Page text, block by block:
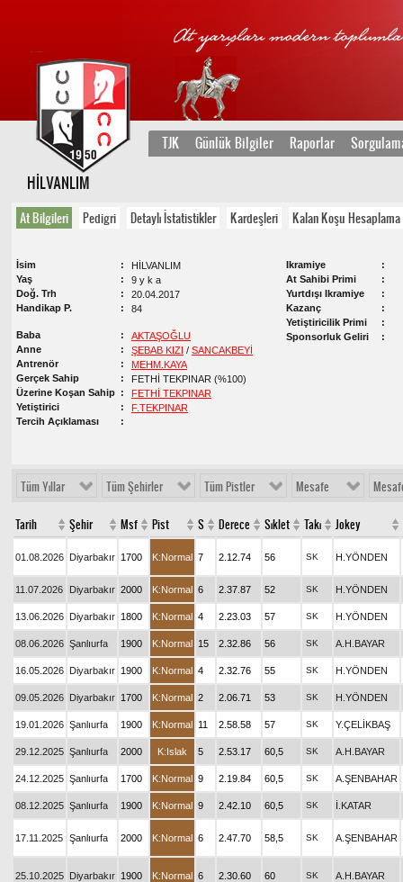
TJK Günlük Bilgiler Raporlar
HİLVANLIM
At Bilgileri Pedigri Detaylı İstatistikler Kardeşleri Kalan Koşu Hesaplama
İsim
HİLVANLIM
Yaş
9 y k a
Doğ. Trh
20.04.2017
Handikap P.
84
Baba
AKTAŞOĞLU
Anne
ŞEBAB KIZI / SANCAKBEYİ
Antrenör
MEHM.KAYA
Gerçek Sahip
FETHİ TEKPINAR (%100)
Üzerine Koşan Sahip
FETHİ TEKPINAR
Yetiştirici
F.TEKPINAR
Tercih Açıklaması
Ikramiye
At Sahibi Primi
Yurtdışı Ikramiye
Kazanç
Yetiştiricilik Primi
Sponsorluk Geliri
Tüm Yıllar Tüm Şehirler Tüm Pistler Mesafe
Tarih Şehir Msf Pist S Derece Sıklet Takı Jokey
01.08.2026 Diyarbakır 1700 K:Normal 7 2.12.74 56 SK H.YÖNDEN
11.07.2026 Diyarbakır 2000 K:Normal 6 2.37.87 52 SK H.YÖNDEN
13.06.2026 Diyarbakır 1800 K:Normal 4 2.23.03 57 SK H.YÖNDEN
08.06.2026 Şanlıurfa 1900 K:Normal 15 2.32.86 56 SK A.H.BAYAR
16.05.2026 Diyarbakır 1900 K:Normal 4 2.32.76 55 SK H.YÖNDEN
09.05.2026 Diyarbakır 1700 K:Normal 2 2.06.71 53 SK H.YÖNDEN
19.01.2026 Şanlıurfa 1900 K:Normal 11 2.58.58 57 SK Y.ÇELİKBAŞ
29.12.2025 Şanlıurfa 2000 K:Islak 5 2.53.17 60,5 SK A.H.BAYAR
24.12.2025 Şanlıurfa 1700 K:Normal 9 2.19.84 60,5 SK A.ŞENBAHAR
08.12.2025 Şanlıurfa 1900 K:Normal 9 2.42.10 60,5 SK İ.KATAR
17.11.2025 Şanlıurfa 2000 K:Normal 6 2.47.70 58,5 SK A.ŞENBAHAR
25.10.2025 Diyarbakır 1900 K:Normal 6 2.30.60 60 SK A.H.BAYAR